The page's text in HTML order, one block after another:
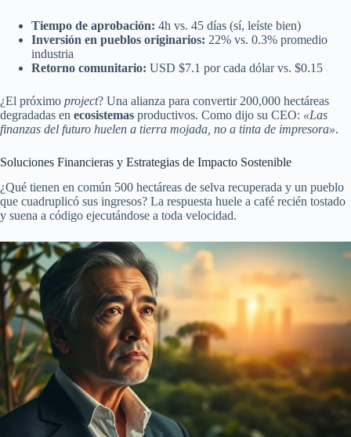
Tiempo de aprobación: 4h vs. 45 días (sí, leíste bien)
Inversión en pueblos originarios: 22% vs. 0.3% promedio
industria
Retorno comunitario: USD $7.1 por cada dólar vs. $0.15
¿El próximo project? Una alianza para convertir 200,000 hectáreas
degradadas en ecosistemas productivos. Como dijo su CEO: «Las
finanzas del futuro huelen a tierra mojada, no a tinta de impresora».
Soluciones Financieras y Estrategias de Impacto Sostenible
¿Qué tienen en común 500 hectáreas de selva recuperada y un pueblo
que cuadruplicó sus ingresos? La respuesta huele a café recién tostado
y suena a código ejecutándose a toda velocidad.